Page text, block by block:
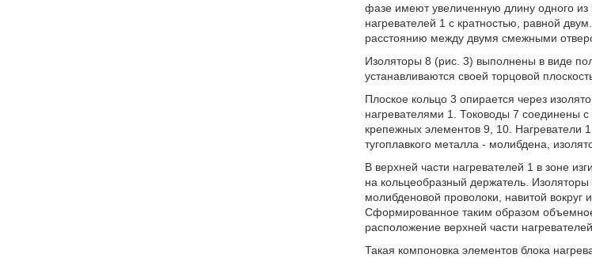
фазе имеют увеличенную длину одного из
нагревателей 1 с кратностью, равной
расстоянию между двумя смежными
Изоляторы 8 (рис. 3) выполнены в виде
устанавливаются своей торцовой
Плоское кольцо 3 опирается через
нагревателями 1. Тоководы 7 соединены
крепежных элементов 9, 10. Нагреватели
тугоплавкого металла - молибдена,
В верхней части нагревателей 1 в зоне
на кольцеобразный держатель.
молибденовой проволоки, навитой вокруг
Сформированное таким образом объемное
расположение верхней части
Такая компоновка элементов блока